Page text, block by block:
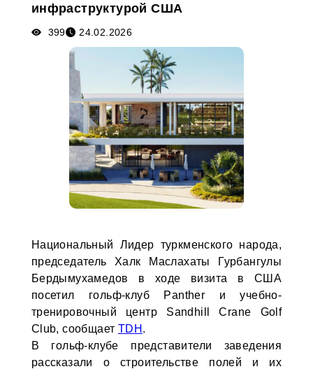
инфраструктурой США
399 24.02.2026
Национальный Лидер туркменского народа,
председатель Халк Маслахаты Гурбангулы
Бердымухамедов в ходе визита в США
посетил гольф-клуб Panther и учебно-
тренировочный центр Sandhill Crane Golf
Club, сообщает TDH .
В гольф-клубе представители заведения
рассказали о строительстве полей и их